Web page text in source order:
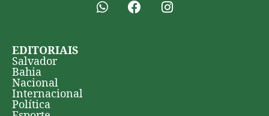
EDITORIAIS
Salvador
Bahia
Nacional
Internacional
Política